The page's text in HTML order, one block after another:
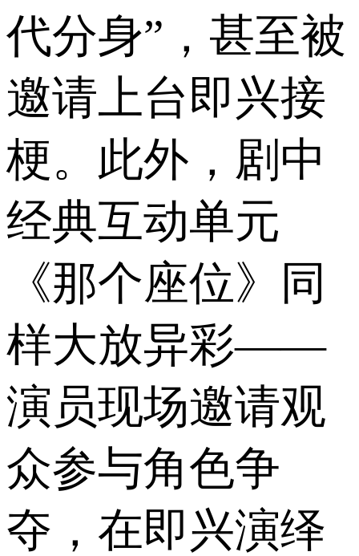
代分身”，甚至被
邀请上台即兴接
梗。此外，剧中
经典互动单元
《那个座位》同
样大放异彩——
演员现场邀请观
众参与角色争
夺，在即兴演绎